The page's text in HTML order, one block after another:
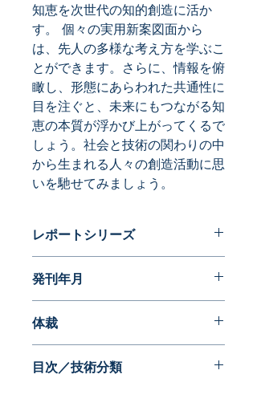
知恵を次世代の知的創造に活か
す。 個々の実用新案図面から
は、先人の多様な考え方を学ぶこ
とができます。さらに、情報を俯
瞰し、形態にあらわれた共通性に
目を注ぐと、未来にもつながる知
恵の本質が浮かび上がってくるで
しょう。社会と技術の関わりの中
から生まれる人々の創造活動に思
いを馳せてみましょう。
レポートシリーズ
新案編
発刊年月
体裁
目次／技術分類